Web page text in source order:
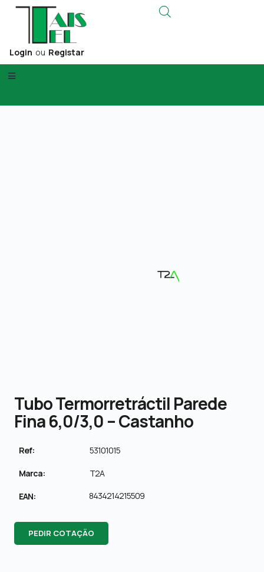
Login ou Registar
Tubo Termorretráctil Parede
Fina 6,0/3,0 – Castanho
Ref: 53101015
Marca: T2A
EAN: 8434214215509
PEDIR COTAÇÃO